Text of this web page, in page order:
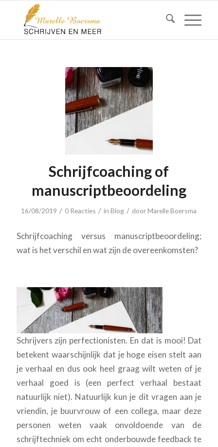
Schrijfcoaching of
manuscriptbeoordeling
16/08/2019 / 0 Reacties / inBlog / doorMarelle Boersma
Schrijfcoaching versus manuscriptbeoordeling;
wat is het verschil en wat zijn de overeenkomsten?
Schrijvers zijn perfectionisten. En dat is mooi! Dat
betekent waarschijnlijk dat je hoge eisen stelt aan
je verhaal en dus ook heel graag wilt weten of je
verhaal goed is (een perfect verhaal bestaat
natuurlijk niet). Natuurlijk kun je dit vragen aan je
vriendin, je buurvrouw of een collega, maar deze
personen weten vaak onvoldoende van de
schrijftechniek om echt onderbouwde feedback te